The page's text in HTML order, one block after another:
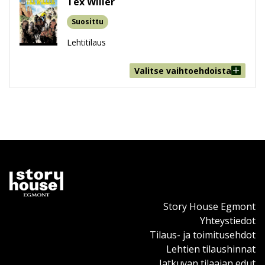
Suosittu
Lehtitilaus
Valitse vaihtoehdoista
Story House Egmont
Yhteystiedot
Tilaus- ja toimitusehdot
Lehtien tilaushinnat